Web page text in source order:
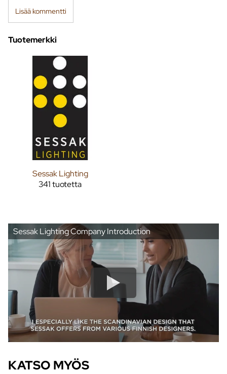
Lisää kommentti
Tuotemerkki
Sessak Lighting
341 tuotetta
Sessak Lighting Company Introduction
KATSO MYÖS